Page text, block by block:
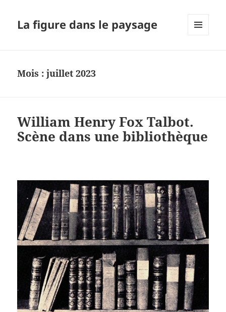
La figure dans le paysage
Mois :juillet 2023
William Henry Fox Talbot.
Scène dans une bibliothèque